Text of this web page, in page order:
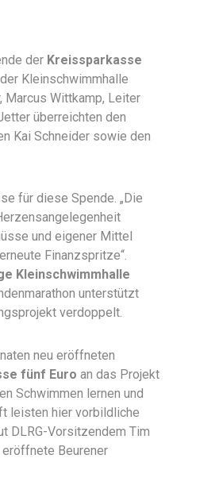
der Kreissparkasse
Kleinschwimmhalle
Marcus Wittkamp, Leiter
überreichten den
Kai Schneider sowie den
für diese Spende. „Die
und eigener Mittel
Finanzspritze“.
Kleinschwimmhalle
unterstützt
verdoppelt.
neu eröffneten
fünf Euro an das Projekt
Schwimmen lernen und
leisten hier vorbildliche
DLRG-Vorsitzendem Tim
Beurener